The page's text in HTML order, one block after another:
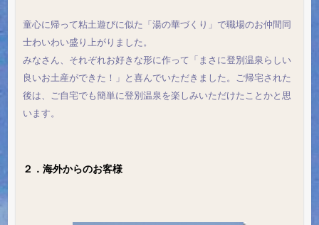
童心に帰って粘土遊びに似た「湯の華づくり」で職場のお仲間同
士わいわい盛り上がりました。
みなさん、それぞれお好きな形に作って「まさに登別温泉らしい
良いお土産ができた！」と喜んでいただきました。ご帰宅された
後は、ご自宅でも簡単に登別温泉を楽しみいただけたことかと思
います。
２．海外からのお客様